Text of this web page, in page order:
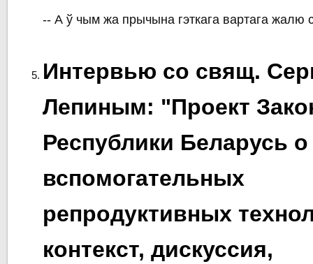
-- А ў чым жа прычына гэткага вартага жалю
Интервью со свящ.
Лепиным: "Проект
Республики Беларусь о
вспомогательных
репродуктивных
контекст, дискуссия,